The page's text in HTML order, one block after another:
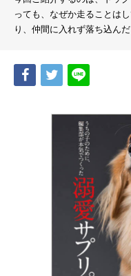
っても、なぜか走ることは
り、仲間に入れず落ち込ん
Share Tweet